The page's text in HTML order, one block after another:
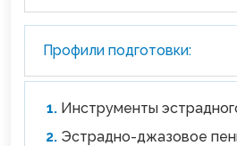
Профили подготовки:
Инструменты
Эстрадно-джазовое